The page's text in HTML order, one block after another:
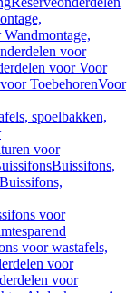
voor
voor Voor
ToebehorenVoor
spoelbakken,
voor
Buissifons,
voor
voor wastafels,
voor
voor